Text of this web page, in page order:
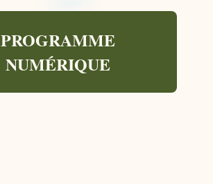
PROGRAMME
NUMÉRIQUE